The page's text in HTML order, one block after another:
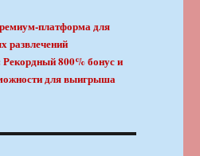
платформа для
развлечений
800% бонус и
для выигрыша